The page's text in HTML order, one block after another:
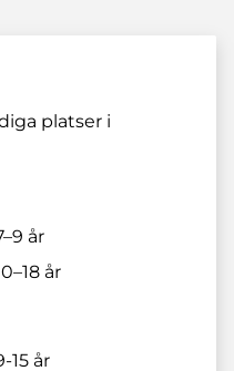
platser i
år
år
15 år